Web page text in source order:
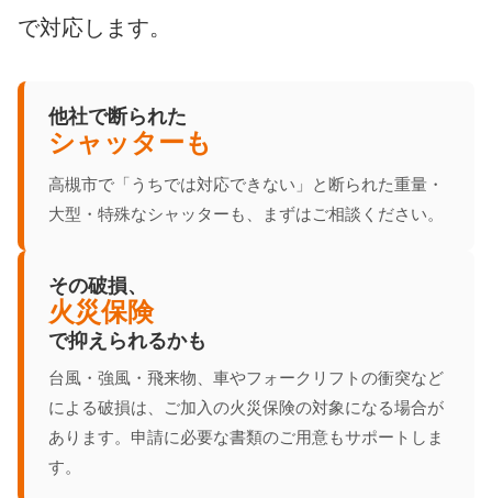
で対応します。
他社で断られた
シャッターも
高槻市で「うちでは対応できない」と断られた重量・
大型・特殊なシャッターも、まずはご相談ください。
その破損、
火災保険
で抑えられるかも
台風・強風・飛来物、車やフォークリフトの衝突など
による破損は、ご加入の火災保険の対象になる場合が
あります。申請に必要な書類のご用意もサポートしま
す。